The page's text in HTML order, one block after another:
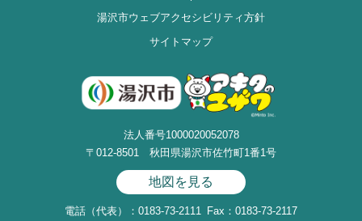
湯沢市ウェブアクセシビリティ方針
サイトマップ
法人番号1000020052078
〒012-8501 秋田県湯沢市佐竹町1番1号
地図を見る
電話（代表）：0183-73-2111 Fax：0183-73-2117